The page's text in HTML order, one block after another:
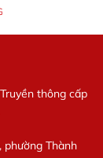
thông cấp
phường Thành